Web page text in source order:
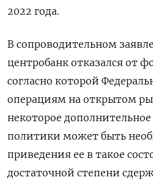
2022 года.
В сопроводительном
центробанк отказался от
согласно которой
операциям на открытом
некоторое
политики может быть
приведения ее в такое
достаточной степени